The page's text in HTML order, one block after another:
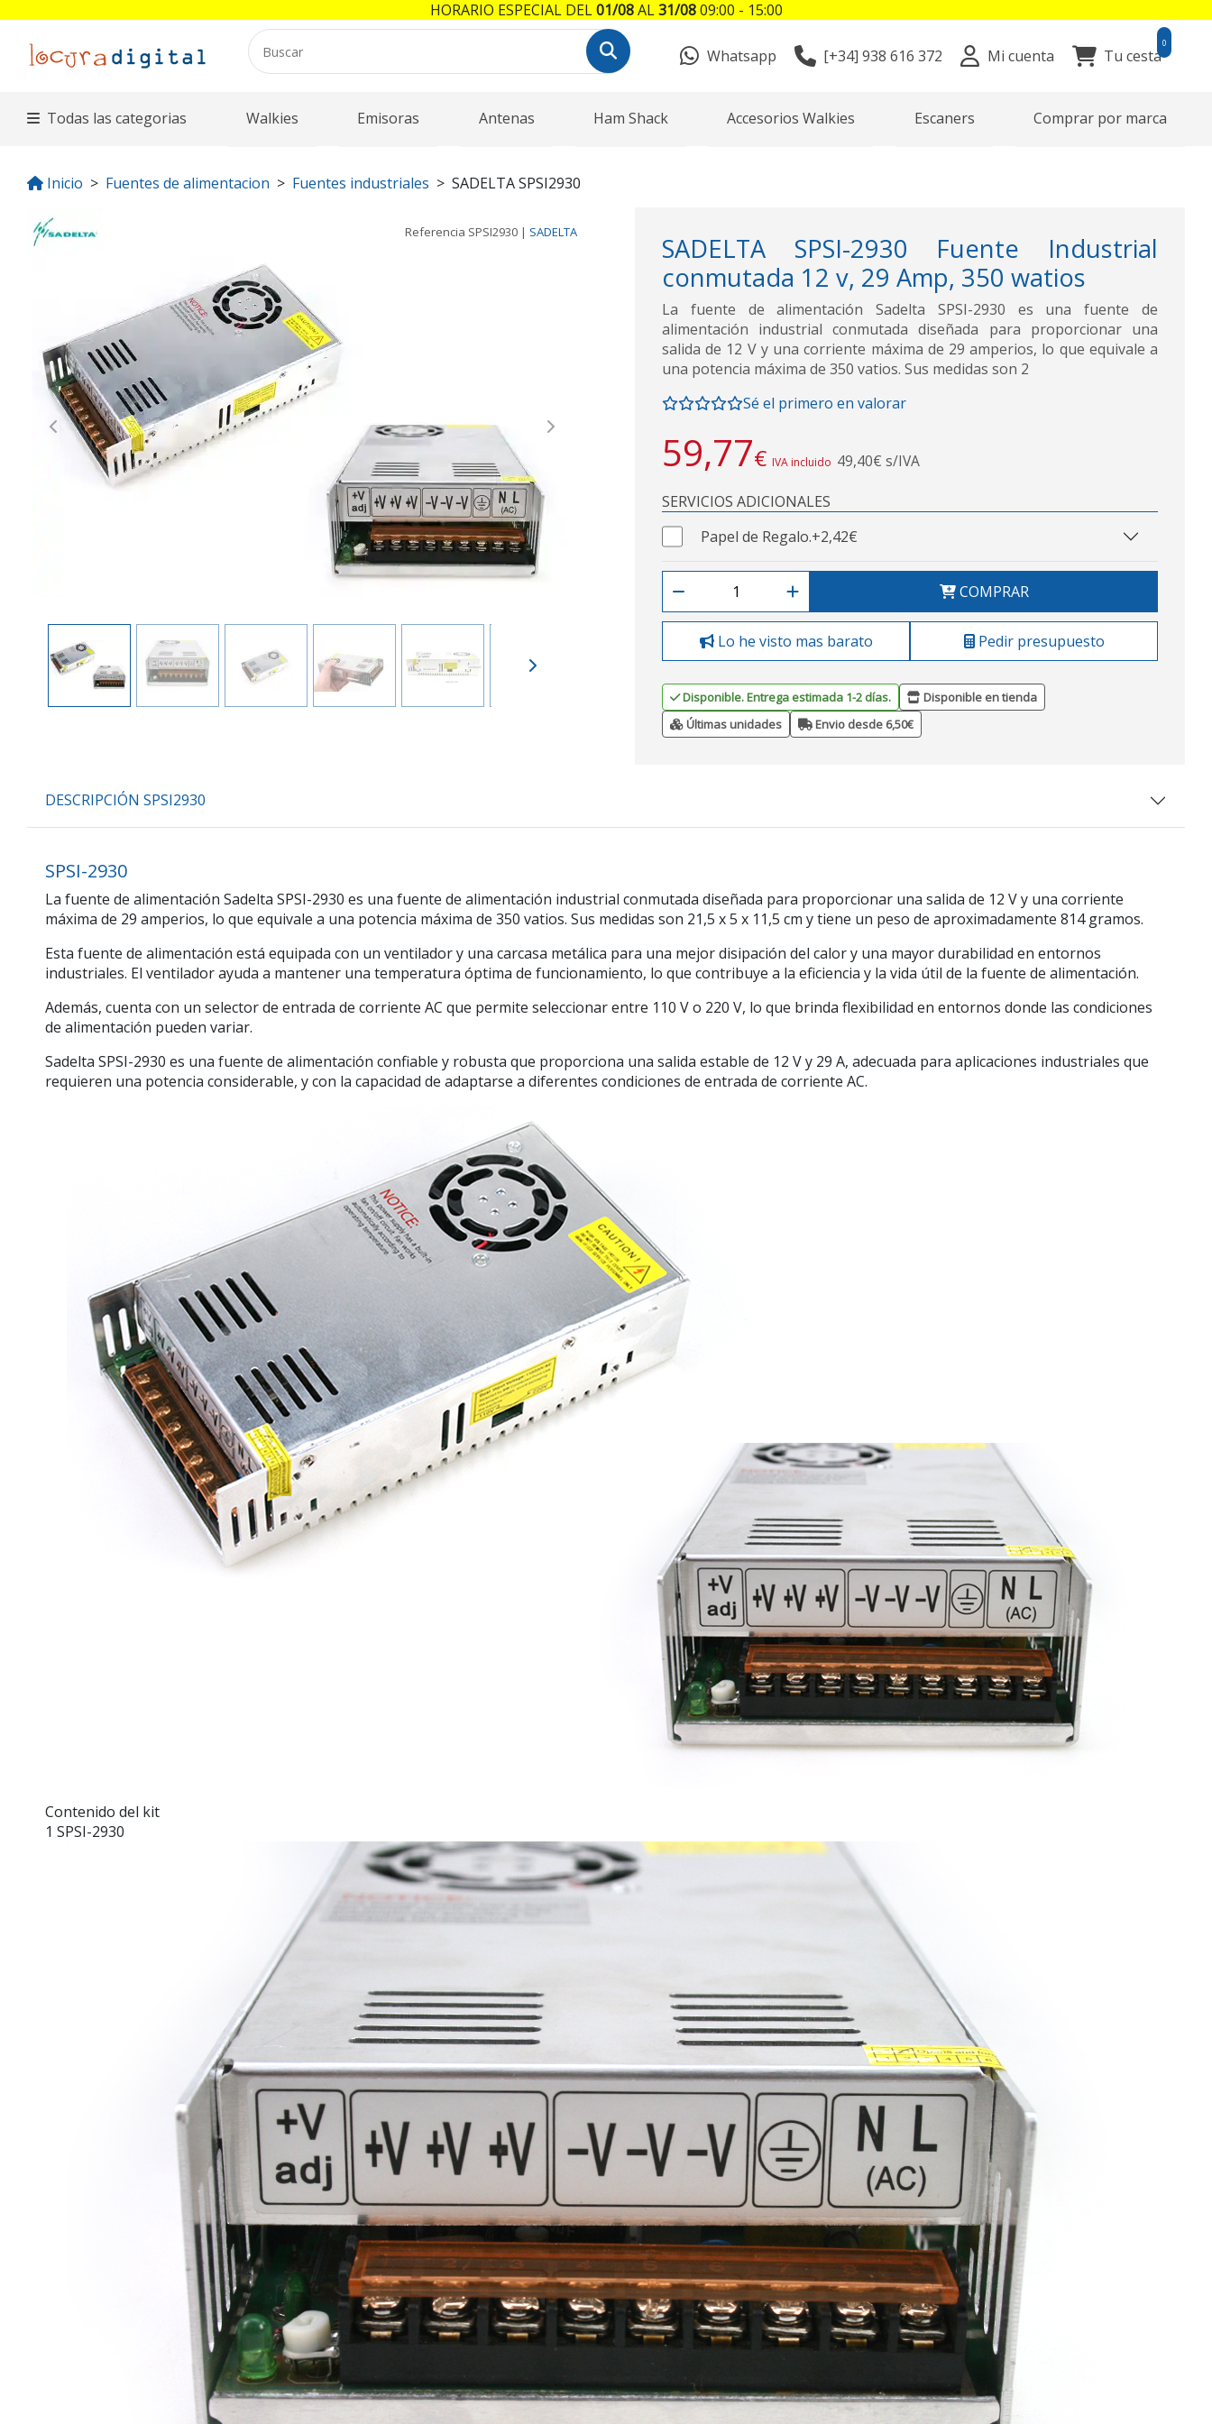
Whatsapp [+34] 938 616 372 Mi cuenta Tu cesta
0
Todas las categorias Walkies Emisoras Antenas Ham Shack Accesorios Walkies Escaners Comprar por marca
Inicio Fuentes de alimentacion Fuentes industriales SADELTA SPSI2930
Referencia SPSI2930 | SADELTA
Previous Next
SADELTA SPSI-2930 Fuente Industrial
conmutada 12 v, 29 Amp, 350 watios
La fuente de alimentación Sadelta SPSI-2930 es una fuente de
alimentación industrial conmutada diseñada para proporcionar una
salida de 12 V y una corriente máxima de 29 amperios, lo que equivale a
una potencia máxima de 350 vatios. Sus medidas son 2
Sé el primero en valorar
59,77€ IVA incluido 49,40€ s/IVA
SERVICIOS ADICIONALES
Papel de Regalo.+2,42€
COMPRAR
Lo he visto mas barato Pedir presupuesto
Disponible. Entrega estimada 1-2 días.
Disponible en tienda
Últimas unidades
Envio desde 6,50€
DESCRIPCIÓN SPSI2930
SPSI-2930
La fuente de alimentación Sadelta SPSI-2930 es una fuente de alimentación industrial conmutada diseñada para proporcionar una salida de 12 V y una corriente
máxima de 29 amperios, lo que equivale a una potencia máxima de 350 vatios. Sus medidas son 21,5 x 5 x 11,5 cm y tiene un peso de aproximadamente 814 gramos.
Esta fuente de alimentación está equipada con un ventilador y una carcasa metálica para una mejor disipación del calor y una mayor durabilidad en entornos
industriales. El ventilador ayuda a mantener una temperatura óptima de funcionamiento, lo que contribuye a la eficiencia y la vida útil de la fuente de alimentación.
Además, cuenta con un selector de entrada de corriente AC que permite seleccionar entre 110 V o 220 V, lo que brinda flexibilidad en entornos donde las condiciones
de alimentación pueden variar.
Sadelta SPSI-2930 es una fuente de alimentación confiable y robusta que proporciona una salida estable de 12 V y 29 A, adecuada para aplicaciones industriales que
requieren una potencia considerable, y con la capacidad de adaptarse a diferentes condiciones de entrada de corriente AC.
Contenido del kit
1 SPSI-2930
HORARIO ESPECIAL DEL01/08AL31/0809:00 - 15:00